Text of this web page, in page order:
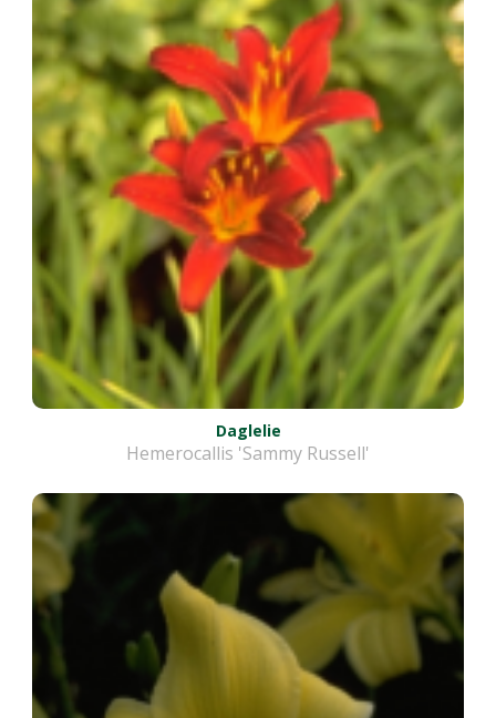
Daglelie
Hemerocallis 'Sammy Russell'